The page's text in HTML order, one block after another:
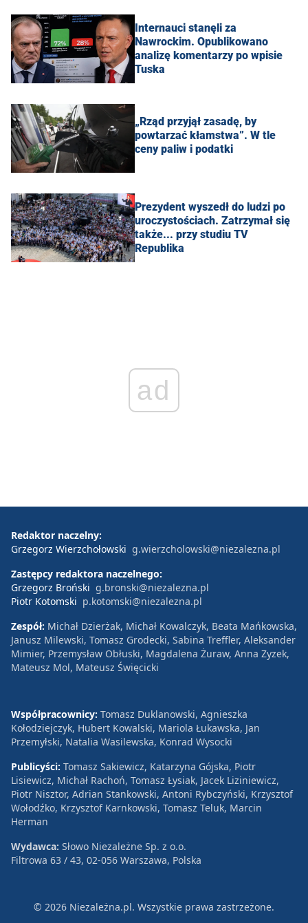
Internauci stanęli za
Nawrockim. Opublikowano
analizę komentarzy po wpisie
Tuska
„Rząd przyjął zasadę, by
powtarzać kłamstwa”. W tle
ceny paliw i podatki
Prezydent wyszedł do ludzi po
uroczystościach. Zatrzymał się
także... przy studiu TV
Republika
ad
Redaktor naczelny:
Grzegorz Wierzchołowski g.wierzcholowski@niezalezna.pl
Zastępcy redaktora naczelnego:
Grzegorz Broński g.bronski@niezalezna.pl
Piotr Kotomski p.kotomski@niezalezna.pl
Zespół: Michał Dzierżak, Michał Kowalczyk, Beata Mańkowska,
Janusz Milewski, Tomasz Grodecki, Sabina Treffler, Aleksander
Mimier, Przemysław Obłuski, Magdalena Żuraw, Anna Zyzek,
Mateusz Mol, Mateusz Święcicki
Współpracownicy: Tomasz Duklanowski, Agnieszka
Kołodziejczyk, Hubert Kowalski, Mariola Łukawska, Jan
Przemyłski, Natalia Wasilewska, Konrad Wysocki
Publicyści: Tomasz Sakiewicz, Katarzyna Gójska, Piotr
Lisiewicz, Michał Rachoń, Tomasz Łysiak, Jacek Liziniewicz,
Piotr Nisztor, Adrian Stankowski, Antoni Rybczyński, Krzysztof
Wołodźko, Krzysztof Karnkowski, Tomasz Teluk, Marcin
Herman
Wydawca: Słowo Niezależne Sp. z o.o.
Filtrowa 63 / 43, 02-056 Warszawa, Polska
© 2026 Niezależna.pl. Wszystkie prawa zastrzeżone.